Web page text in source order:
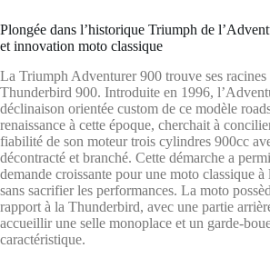
Plongée dans l’historique Triumph de
et innovation moto classique
La Triumph Adventurer 900 trouve ses racines
Thunderbird 900. Introduite en 1996,
déclinaison orientée custom de ce modèle
renaissance à cette époque, cherchait à
fiabilité de son moteur trois cylindres 900cc
décontracté et branché. Cette démarche a
demande croissante pour une moto classique à
sans sacrifier les performances. La moto
rapport à la Thunderbird, avec une partie
accueillir une selle monoplace et un garde-
caractéristique.